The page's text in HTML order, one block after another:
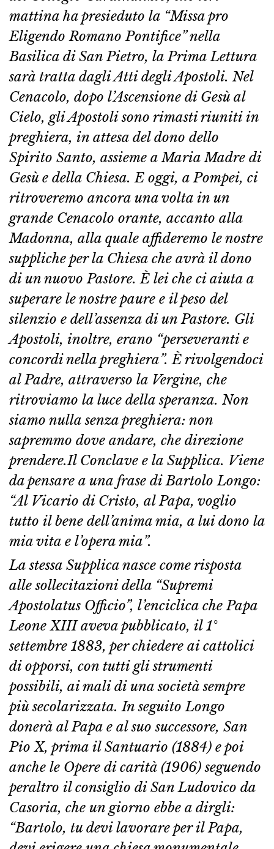
mattina ha presieduto la “Missa pro
Eligendo Romano Pontifice” nella
Basilica di San Pietro, la Prima Lettura
sarà tratta dagli Atti degli Apostoli. Nel
Cenacolo, dopo l’Ascensione di Gesù al
Cielo, gli Apostoli sono rimasti riuniti in
preghiera, in attesa del dono dello
Spirito Santo, assieme a Maria Madre di
Gesù e della Chiesa. E oggi, a Pompei, ci
ritroveremo ancora una volta in un
grande Cenacolo orante, accanto alla
Madonna, alla quale affideremo le nostre
suppliche per la Chiesa che avrà il dono
di un nuovo Pastore. È lei che ci aiuta a
superare le nostre paure e il peso del
silenzio e dell’assenza di un Pastore. Gli
Apostoli, inoltre, erano “perseveranti e
concordi nella preghiera”. È rivolgendoci
al Padre, attraverso la Vergine, che
ritroviamo la luce della speranza. Non
siamo nulla senza preghiera: non
sapremmo dove andare, che direzione
prendere.Il Conclave e la Supplica. Viene
da pensare a una frase di Bartolo Longo:
“Al Vicario di Cristo, al Papa, voglio
tutto il bene dell’anima mia, a lui dono la
mia vita e l’opera mia”.
La stessa Supplica nasce come risposta
alle sollecitazioni della “Supremi
Apostolatus Officio”, l’enciclica che Papa
Leone XIII aveva pubblicato, il 1°
settembre 1883, per chiedere ai cattolici
di opporsi, con tutti gli strumenti
possibili, ai mali di una società sempre
più secolarizzata. In seguito Longo
donerà al Papa e al suo successore, San
Pio X, prima il Santuario (1884) e poi
anche le Opere di carità (1906) seguendo
peraltro il consiglio di San Ludovico da
Casoria, che un giorno ebbe a dirgli:
“Bartolo, tu devi lavorare per il Papa,